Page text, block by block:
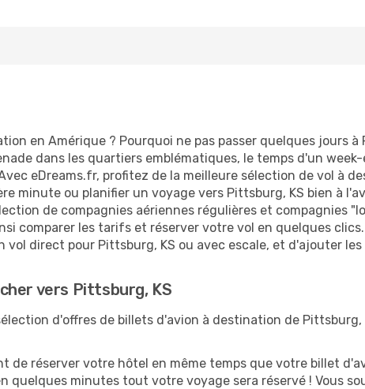
en Amérique ? Pourquoi ne pas passer quelques jours
dans les quartiers emblématiques, le temps d'un
eDreams.fr, profitez de la meilleure sélection de vol à
minute ou planifier un voyage vers Pittsburg, KS bien à
de compagnies aériennes régulières et compagnies
comparer les tarifs et réserver votre vol en quelques
direct pour Pittsburg, KS ou avec escale, et d'ajouter
vers Pittsburg, KS
d'offres de billets d'avion à destination de
de réserver votre hôtel en même temps que votre billet
quelques minutes tout votre voyage sera réservé ! Vous